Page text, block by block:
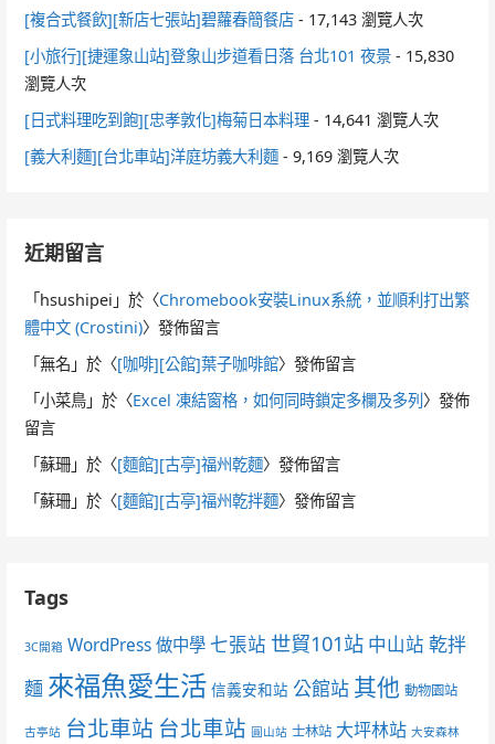
[複合式餐飲][新店七張站]碧蘿春簡餐店 - 17,143 瀏覽人次
[小旅行][捷運象山站]登象山步道看日落 台北101 夜景 - 15,830
瀏覽人次
[日式料理吃到飽][忠孝敦化]梅菊日本料理 - 14,641 瀏覽人次
[義大利麵][台北車站]洋庭坊義大利麵 - 9,169 瀏覽人次
近期留言
「hsushipei 」於〈Chromebook安裝Linux系統，並順利打出繁
體中文 (Crostini)〉發佈留言
「無名 」於〈[咖啡][公館]葉子咖啡館〉發佈留言
「小菜鳥 」於〈Excel 凍結窗格，如何同時鎖定多欄及多列〉發佈
留言
「蘇珊 」於〈[麵館][古亭]福州乾麵〉發佈留言
「蘇珊 」於〈[麵館][古亭]福州乾拌麵〉發佈留言
Tags
3C開箱 WordPress 做中學 七張站 世貿101站 中山站 乾拌
麵 來福魚愛生活 信義安和站 公館站 其他 動物園站
古亭站 台北車站 台北車站 圓山站 士林站 大坪林站 大安森林